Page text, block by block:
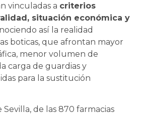
vinculadas a criterios
situación económica y
así la realidad
boticas, que afrontan mayor
menor volumen de
carga de guardias y
para la sustitución
Sevilla, de las 870 farmacias